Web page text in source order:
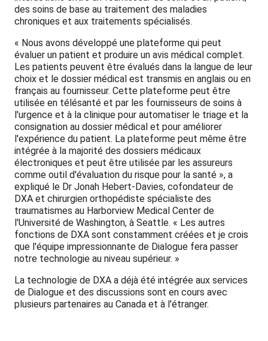
des soins de base au traitement des maladies
chroniques et aux traitements spécialisés.
« Nous avons développé une plateforme qui peut
évaluer un patient et produire un avis médical complet.
Les patients peuvent être évalués dans la langue de leur
choix et le dossier médical est transmis en anglais ou en
français au fournisseur. Cette plateforme peut être
utilisée en télésanté et par les fournisseurs de soins à
l'urgence et à la clinique pour automatiser le triage et la
consignation au dossier médical et pour améliorer
l'expérience du patient. La plateforme peut même être
intégrée à la majorité des dossiers médicaux
électroniques et peut être utilisée par les assureurs
comme outil d'évaluation du risque pour la santé », a
expliqué le Dr Jonah Hebert-Davies, cofondateur de
DXA et chirurgien orthopédiste spécialiste des
traumatismes au Harborview Medical Center de
l'Université de Washington, à Seattle. « Les autres
fonctions de DXA sont constamment créées et je crois
que l'équipe impressionnante de Dialogue fera passer
notre technologie au niveau supérieur. »
La technologie de DXA a déjà été intégrée aux services
de Dialogue et des discussions sont en cours avec
plusieurs partenaires au Canada et à l'étranger.